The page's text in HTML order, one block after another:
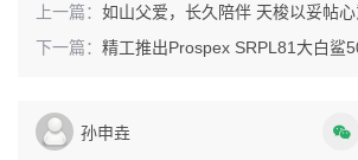
上一篇： 如山父爱，长久陪伴 天梭以妥帖心意温
下一篇： 精工推出Prospex SRPL81大白鲨
孙申垚